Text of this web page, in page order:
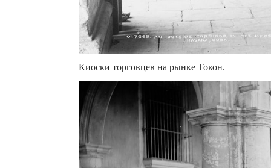
Киоски торговцев на рынке Токон.